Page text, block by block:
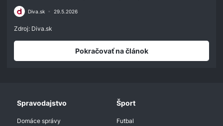
21
seconds
Diva.sk • 29.5.2026
Zdroj: Diva.sk
Pokračovať na článok
Spravodajstvo
Domáce správy
Šport
Futbal